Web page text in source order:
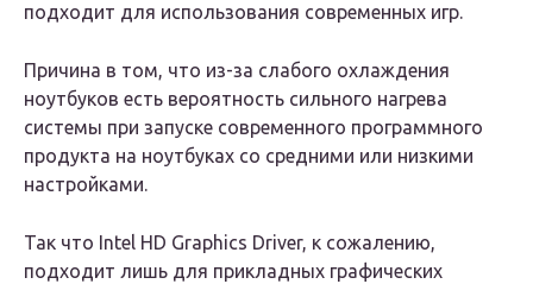
подходит для использования современных игр.
Причина в том, что из-за слабого охлаждения
ноутбуков есть вероятность сильного нагрева
системы при запуске современного программного
продукта на ноутбуках со средними или низкими
настройками.
Так что Intel HD Graphics Driver, к сожалению,
подходит лишь для прикладных графических